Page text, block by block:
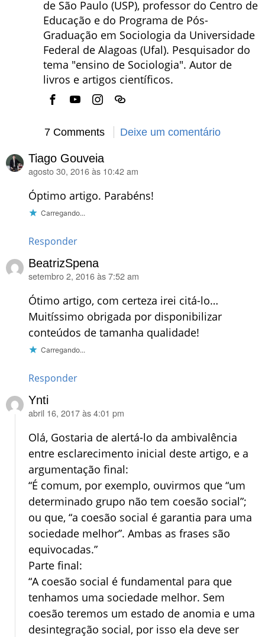
de São Paulo (USP), professor do Centro de
Educação e do Programa de Pós-
Graduação em Sociologia da Universidade
Federal de Alagoas (Ufal). Pesquisador do
tema "ensino de Sociologia". Autor de
livros e artigos científicos.
7 Comments Deixe um comentário
Tiago Gouveia
disse:
agosto 30, 2016 às 10:42 am
Óptimo artigo. Parabéns!
Carregando...
Responder
BeatrizSpena
disse:
setembro 2, 2016 às 7:52 am
Ótimo artigo, com certeza irei citá-lo…
Muitíssimo obrigada por disponibilizar
conteúdos de tamanha qualidade!
Carregando...
Responder
Ynti
disse:
abril 16, 2017 às 4:01 pm
Olá, Gostaria de alertá-lo da ambivalência
entre esclarecimento inicial deste artigo, e a
argumentação final:
“É comum, por exemplo, ouvirmos que “um
determinado grupo não tem coesão social”;
ou que, “a coesão social é garantia para uma
sociedade melhor”. Ambas as frases são
equivocadas.”
Parte final:
“A coesão social é fundamental para que
tenhamos uma sociedade melhor. Sem
coesão teremos um estado de anomia e uma
desintegração social, por isso ela deve ser